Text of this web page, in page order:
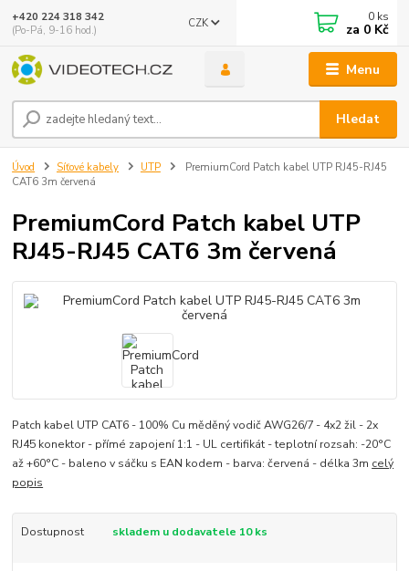
Menu
CZK
Hledat
+420 224 318 342
(Po-Pá, 9-16 hod.)
0 ks
za 0 Kč
Úvod Síťové kabely UTP
PremiumCord Patch kabel UTP RJ45-RJ45
CAT6 3m červená
PremiumCord Patch kabel UTP
RJ45-RJ45 CAT6 3m červená
Patch kabel UTP CAT6 - 100% Cu měděný vodič AWG26/7 - 4x2 žil - 2x
RJ45 konektor - přímé zapojení 1:1 - UL certifikát - teplotní rozsah: -20°C
až +60°C - baleno v sáčku s EAN kodem - barva: červená - délka 3m celý
popis
Dostupnost skladem u dodavatele 10 ks